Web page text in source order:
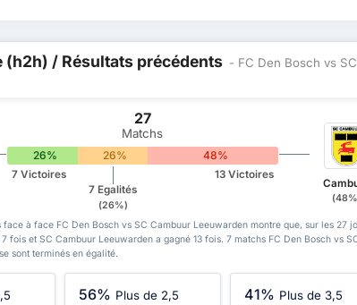
(h2h) / Résultats précédents - FC Den Bosch vs
27
Matchs
26% 26% 48%
7 Victoires
7 Egalités
(26%)
13 Victoires
face à face FC Den Bosch vs SC Cambuur Leeuwarden montre que, sur les 27
fois et SC Cambuur Leeuwarden a gagné 13 fois. 7 matchs FC Den Bosch vs
sont terminés en égalité.
56% Plus de 2,5 41% Plus de 3,5